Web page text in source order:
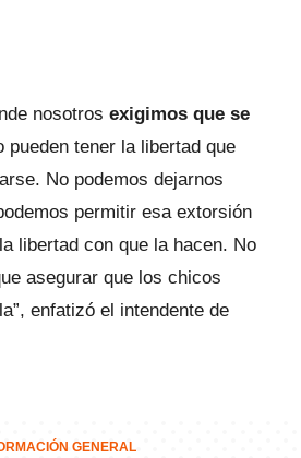
nosotros exigimos que se
pueden tener la libertad que
No podemos dejarnos
permitir esa extorsión
libertad con que la hacen. No
asegurar que los chicos
enfatizó el intendente de
GENERAL